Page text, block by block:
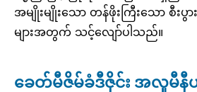
အမျိုးမျိုးသော တန်ဖိုးကြီးသော စီး
များအတွက် သင့်လျော်ပါသည်။
ခေတ်မီဇိမ်ခံဒီဇိုင်း အလူမီ